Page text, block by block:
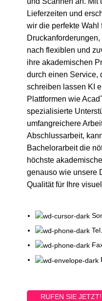
Lieferzeiten und
wir die perfekte Wahl
nach flexiblen und
ihre akademischen
durch einen Service,
schreiben lassen KI
Plattformen wie
spezialisierte
umfangreichere
Abschlussarbeit,
Bachelorarbeitdie
höchste
genauso wie unsere
Qualität für Ihre
RUFEN SIE JETZT!